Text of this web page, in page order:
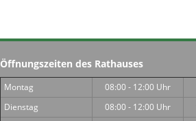
Öffnungszeiten des Rathauses
Montag 08:00 - 12:00 Uhr
Dienstag
08:00 - 12:00 Uhr